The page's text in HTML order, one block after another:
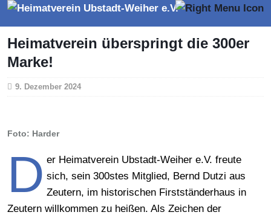
Heimatverein überspringt die 300er
Marke!
9. Dezember 2024
Foto: Harder
D er Heimatverein Ubstadt-Weiher e.V. freute
sich, sein 300stes Mitglied, Bernd Dutzi aus
Zeutern, im historischen Firstständerhaus in
Zeutern willkommen zu heißen. Als Zeichen der